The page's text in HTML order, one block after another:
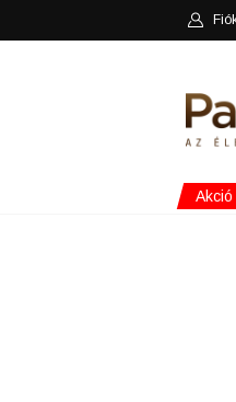
Akció